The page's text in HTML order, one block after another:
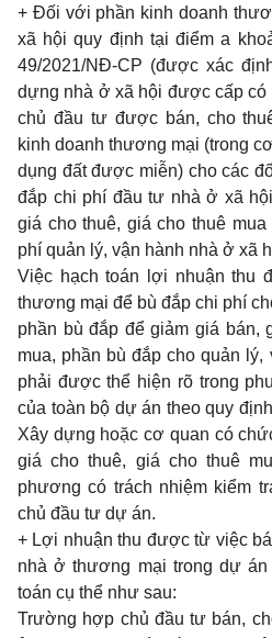
+ Đối với phần kinh doanh
xã hội quy định tại điểm a
49/2021/NĐ-CP (được xác
dựng nhà ở xã hội được cấp có
chủ đầu tư được bán, cho
kinh doanh thương mại (trong
dụng đất được miễn) cho các
đắp chi phí đầu tư nhà ở xã
giá cho thuê, giá cho thuê
phí quản lý, vận hành nhà ở xã
Việc hạch toán lợi nhuận thu
thương mại để bù đắp chi phí
phần bù đắp để giảm giá bán,
mua, phần bù đắp cho quản
phải được thể hiện rõ trong
của toàn bộ dự án theo quy
Xây dựng hoặc cơ quan có
giá cho thuê, giá cho thuê
phương có trách nhiệm kiểm
chủ đầu tư dự án.
+ Lợi nhuận thu được từ việc
nhà ở thương mại trong dự
toán cụ thể như sau:
Trường hợp chủ đầu tư bán,